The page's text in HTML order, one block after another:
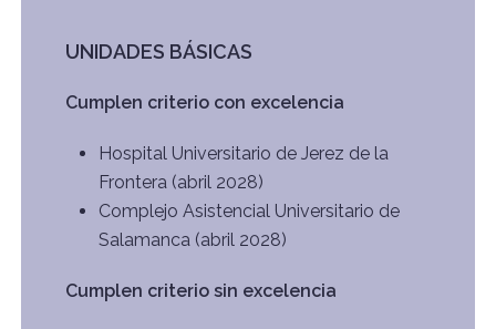
UNIDADES BÁSICAS
Cumplen criterio con excelencia
Hospital Universitario de Jerez de la
Frontera (abril 2028)
Complejo Asistencial Universitario de
Salamanca (abril 2028)
Cumplen criterio sin excelencia